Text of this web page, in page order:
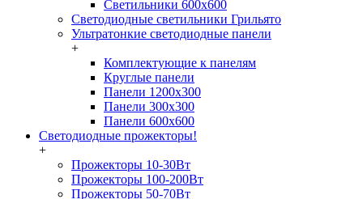
Светильники 600х600
Светодиодные светильники Грильято
Ультратонкие светодиодные панели
+
Комплектующие к панелям
Круглые панели
Панели 1200х300
Панели 300х300
Панели 600х600
Светодиодные прожекторы!
+
Прожекторы 10-30Вт
Прожекторы 100-200Вт
Прожекторы 50-70Вт